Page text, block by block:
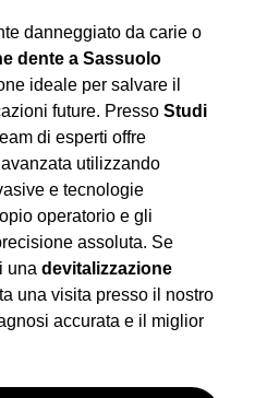
danneggiato da carie o
dente a Sassuolo
ideale per salvare il
future. Presso Studi
di esperti offre
utilizzando
e tecnologie
operatorio e gli
assoluta. Se
una devitalizzazione
una visita presso il nostro
accurata e il miglior